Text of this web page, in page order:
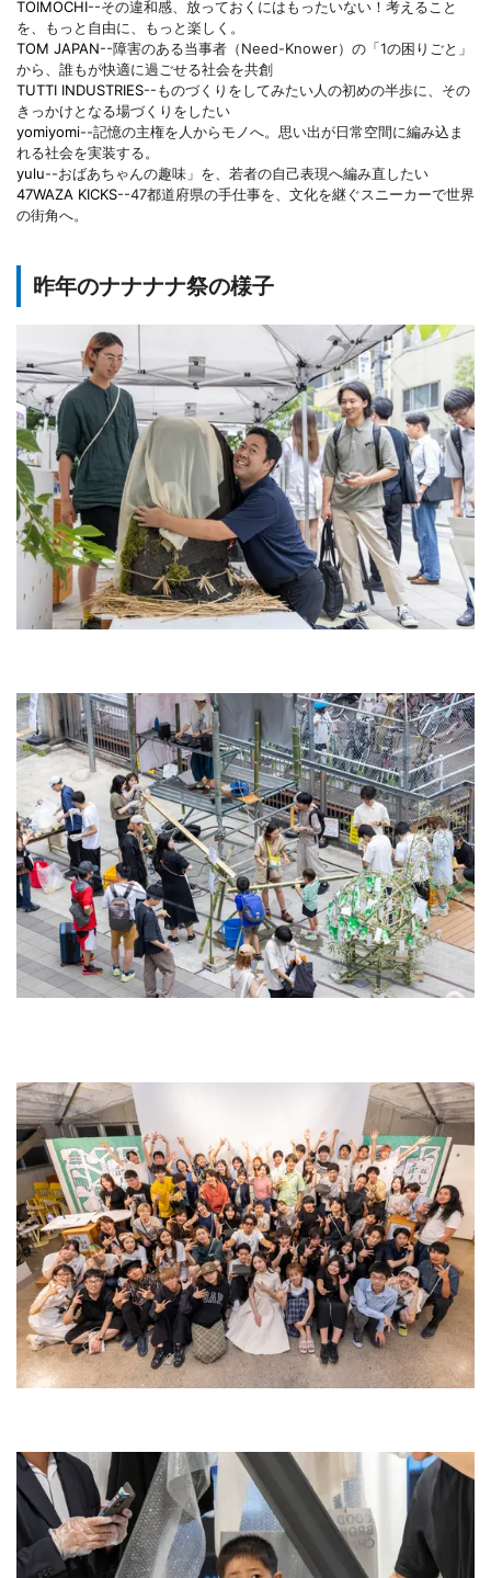
TOIMOCHI--その違和感、放っておくにはもったいない！考えること
を、もっと自由に、もっと楽しく。
TOM JAPAN--障害のある当事者（Need-Knower）の「1の困りごと」
から、誰もが快適に過ごせる社会を共創
TUTTI INDUSTRIES--ものづくりをしてみたい人の初めの半歩に、その
きっかけとなる場づくりをしたい
yomiyomi--記憶の主権を人からモノへ。思い出が日常空間に編み込ま
れる社会を実装する。
yulu--おばあちゃんの趣味」を、若者の自己表現へ編み直したい
47WAZA KICKS--47都道府県の手仕事を、文化を継ぐスニーカーで世界
の街角へ。
昨年のナナナナ祭の様子